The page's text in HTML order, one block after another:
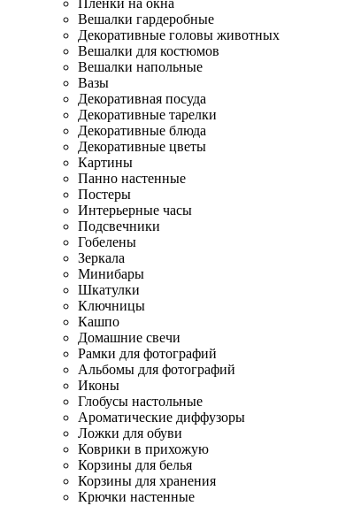
Пленки на окна
Вешалки гардеробные
Декоративные головы животных
Вешалки для костюмов
Вешалки напольные
Вазы
Декоративная посуда
Декоративные тарелки
Декоративные блюда
Декоративные цветы
Картины
Панно настенные
Постеры
Интерьерные часы
Подсвечники
Гобелены
Зеркала
Минибары
Шкатулки
Ключницы
Кашпо
Домашние свечи
Рамки для фотографий
Альбомы для фотографий
Иконы
Глобусы настольные
Ароматические диффузоры
Ложки для обуви
Коврики в прихожую
Корзины для белья
Корзины для хранения
Крючки настенные